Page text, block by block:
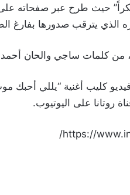
حيث طرح عبر صفحاته على
الذي يترقب صدورها بفارغ
من كلمات ساجي والحان أحمد
كليب أغنية “يللي أحبك
روتانا على اليوتيوب.
https://